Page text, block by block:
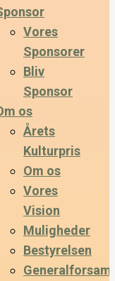
Vores
Sponsorer
Bliv
Sponsor
os
Årets
Kulturpris
Om os
Vores
Vision
Muligheder
Bestyrelsen